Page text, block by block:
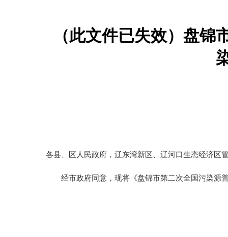
（此文件已失效）盘
各县、区人民政府，辽东湾新区、辽河口生态经济区
经市政府同意，现将《盘锦市第二次全国污染源